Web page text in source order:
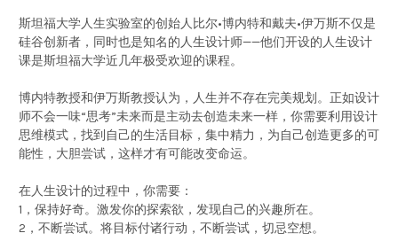
斯坦福大学人生实验室的创始人比尔•博内特和戴夫•伊万斯不仅是
硅谷创新者，同时也是知名的人生设计师——他们开设的人生设计
课是斯坦福大学近几年极受欢迎的课程。
博内特教授和伊万斯教授认为，人生并不存在完美规划。正如设计
师不会一味“思考”未来而是主动去创造未来一样，你需要利用设计
思维模式，找到自己的生活目标，集中精力，为自己创造更多的可
能性，大胆尝试，这样才有可能改变命运。
在人生设计的过程中，你需要：
1，保持好奇。激发你的探索欲，发现自己的兴趣所在。
2，不断尝试。将目标付诸行动，不断尝试，切忌空想。